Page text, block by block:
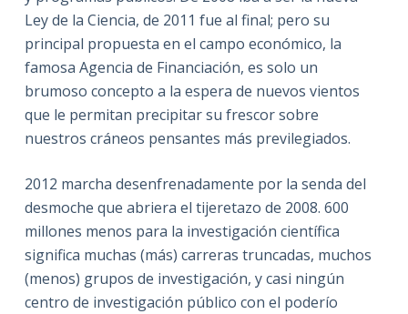
Ley de la Ciencia, de 2011 fue al final; pero su
principal propuesta en el campo económico, la
famosa Agencia de Financiación, es solo un
brumoso concepto a la espera de nuevos vientos
que le permitan precipitar su frescor sobre
nuestros cráneos pensantes más previlegiados.
2012 marcha desenfrenadamente por la senda del
desmoche que abriera el tijeretazo de 2008. 600
millones menos para la investigación científica
significa muchas (más) carreras truncadas, muchos
(menos) grupos de investigación, y casi ningún
centro de investigación público con el poderío